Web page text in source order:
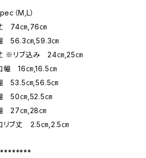
（M,L）
74㎝,76㎝
56.3㎝,59.3㎝
※リブ込み 24㎝,25㎝
幅 16㎝,16.5㎝
53.5㎝,56.5㎝
50㎝,52.5㎝
27㎝,28㎝
リブ丈 2.5㎝,2.5㎝